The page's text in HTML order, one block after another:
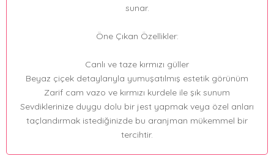
sunar.
Öne Çıkan Özellikler:
Canlı ve taze kırmızı güller
Beyaz çiçek detaylarıyla yumuşatılmış estetik görünüm
Zarif cam vazo ve kırmızı kurdele ile şık sunum
Sevdiklerinize duygu dolu bir jest yapmak veya özel anları
taçlandırmak istediğinizde bu aranjman mükemmel bir
tercihtir.